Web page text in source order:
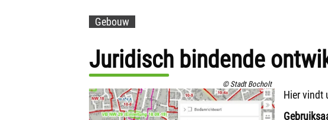
Gebouw
Juridisch bindende
© Stadt Bocholt
Hier vindt